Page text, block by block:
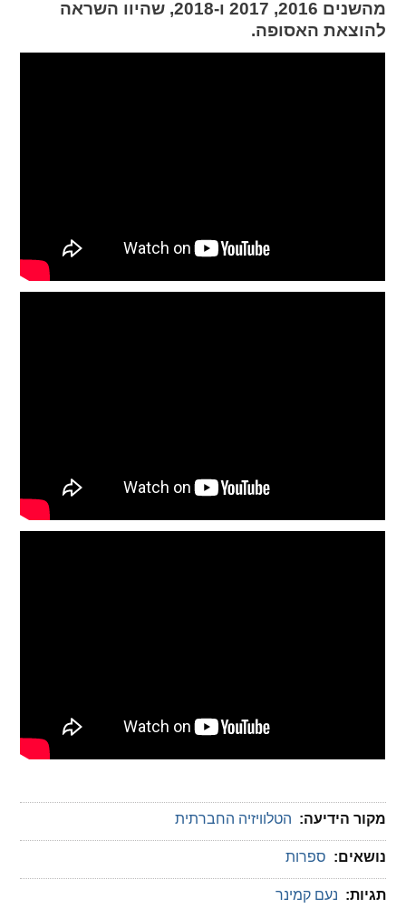
מהשנים 2016, 2017 ו-2018, שהיוו השראה
להוצאת האסופה.
מקור הידיעה: הטלוויזיה החברתית
נושאים: ספרות
תגיות: נעם קמינר